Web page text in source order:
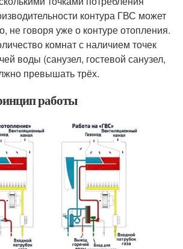
контура ГВС может
не говоря уже о контуре отопления.
комнат с наличием точек
воды (санузел, гостевой санузел,
превышать трёх.
работы